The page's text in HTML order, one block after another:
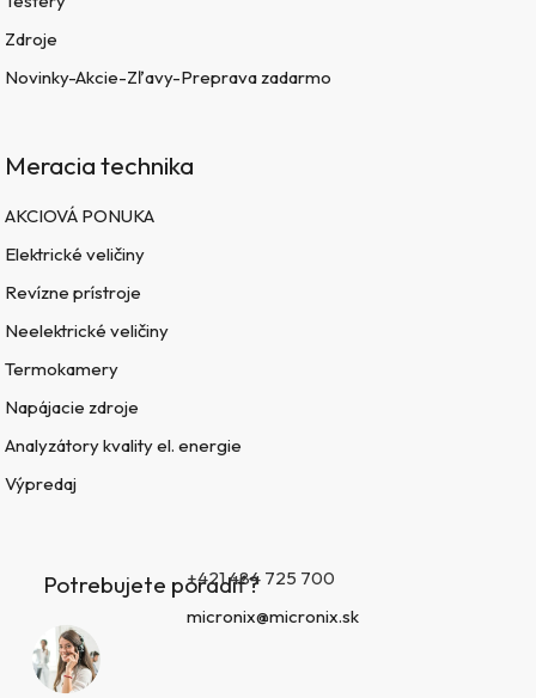
Zdroje
Novinky-Akcie-Zľavy-Preprava zadarmo
Meracia technika
AKCIOVÁ PONUKA
Elektrické veličiny
Revízne prístroje
Neelektrické veličiny
Termokamery
Napájacie zdroje
Analyzátory kvality el. energie
Výpredaj
Potrebujete poradiť?+421 484 725 700
micronix@micronix.sk